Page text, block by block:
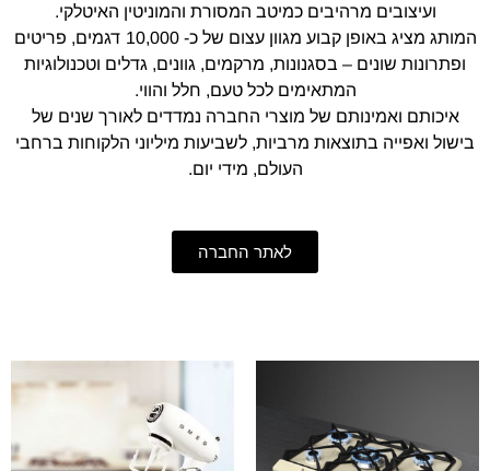
ועיצובים מרהיבים כמיטב המסורת והמוניטין האיטלקי.
המותג מציג באופן קבוע מגוון עצום של כ- 10,000 דגמים, פריטים
ופתרונות שונים – בסגנונות, מרקמים, גוונים, גדלים וטכנולוגיות
המתאימים לכל טעם, חלל והווי.
איכותם ואמינותם של מוצרי החברה נמדדים לאורך שנים של
בישול ואפייה בתוצאות מרביות, לשביעות מיליוני הלקוחות ברחבי
העולם, מידי יום.
לאתר החברה